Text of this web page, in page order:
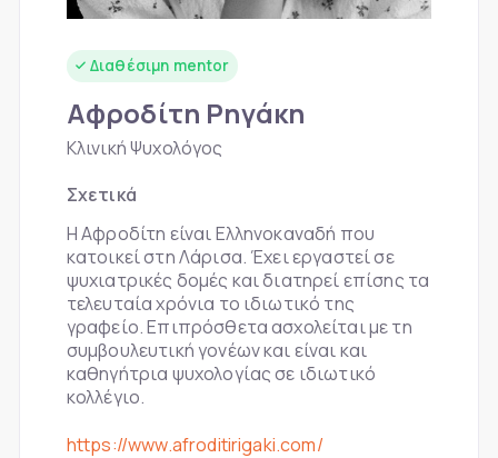
Διαθέσιμη mentor
Αφροδίτη Ρηγάκη
Κλινική Ψυχολόγος
Σχετικά
Η Αφροδίτη είναι Ελληνοκαναδή που
κατοικεί στη Λάρισα. Έχει εργαστεί σε
ψυχιατρικές δομές και διατηρεί επίσης τα
τελευταία χρόνια το ιδιωτικό της
γραφείο. Επιπρόσθετα ασχολείται με τη
συμβουλευτική γονέων και είναι και
καθηγήτρια ψυχολογίας σε ιδιωτικό
κολλέγιο.
https://www.afroditirigaki.com/